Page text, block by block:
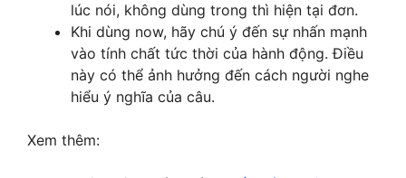
lúc nói, không dùng trong thì hiện tại đơn.
Khi dùng now, hãy chú ý đến sự nhấn mạnh
vào tính chất tức thời của hành động. Điều
này có thể ảnh hưởng đến cách người nghe
hiểu ý nghĩa của câu.
Xem thêm: